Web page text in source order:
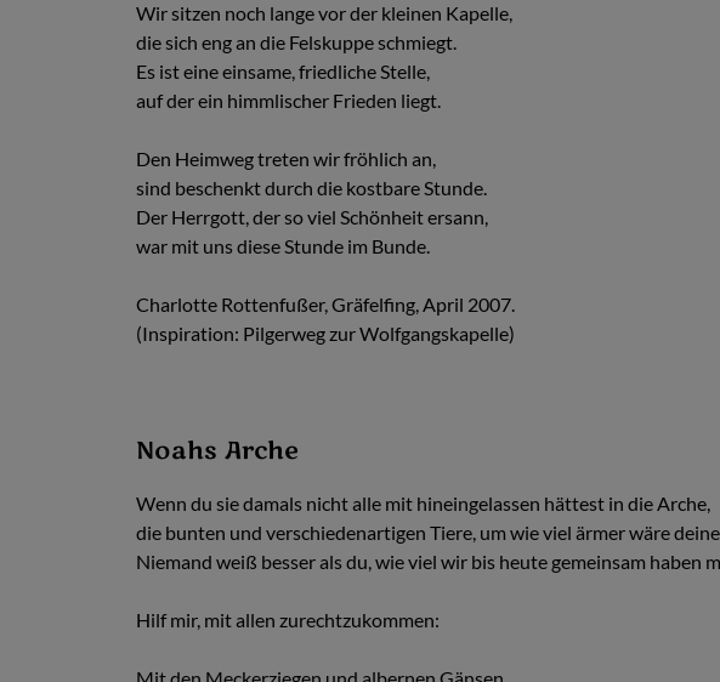
Wir sitzen noch lange vor der kleinen Kapelle,
die sich eng an die Felskuppe schmiegt.
Es ist eine einsame, friedliche Stelle,
auf der ein himmlischer Frieden liegt.
Den Heimweg treten wir fröhlich an,
sind beschenkt durch die kostbare Stunde.
Der Herrgott, der so viel Schönheit ersann,
war mit uns diese Stunde im Bunde.
Charlotte Rottenfußer, Gräfelfing, April 2007.
(Inspiration: Pilgerweg zur Wolfgangskapelle)
Noahs Arche
Wenn du sie damals nicht alle mit hineingelassen hättest in die Arche,
die bunten und verschiedenartigen Tiere, um wie viel ärmer wäre
Niemand weiß besser als du, wie viel wir bis heute gemeinsam haben
Hilf mir, mit allen zurechtzukommen: